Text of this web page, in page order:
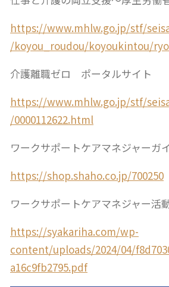
https://www.mhlw.go.jp/stf/
/koyou_roudou/koyoukintou/
介護離職ゼロ ポータルサイト
https://www.mhlw.go.jp/stf/
/0000112622.html
ワークサポートケアマネジャーガ
https://shop.shaho.co.jp/700250
ワークサポートケアマネジャー活
https://syakariha.com/wp-
content/uploads/2024/04/
a16c9fb2795.pdf